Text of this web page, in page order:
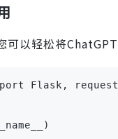
以轻松将
Flask,